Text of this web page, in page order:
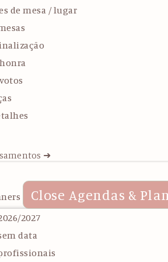
de mesa / lugar
➜
Close Agendas &
2027
data